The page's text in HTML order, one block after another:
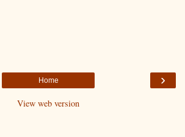
›
Home
View web version